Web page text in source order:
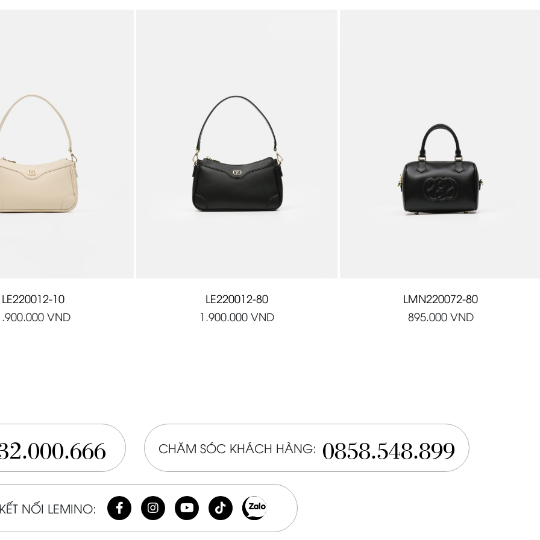
LE220012-10
VND
LE220012-80
1.900.000 VND
LMN220072-80
895.000VND
CHĂM SÓC KHÁCH HÀNG: 0858.548.899
NỐI LEMINO: